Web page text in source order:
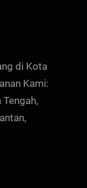
di Kota
Kami:
Tengah,